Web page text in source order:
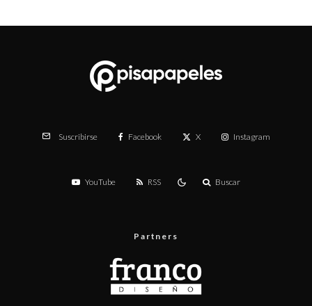
Suscribirse Facebook X Instagram
YouTube RSS Buscar
Partners